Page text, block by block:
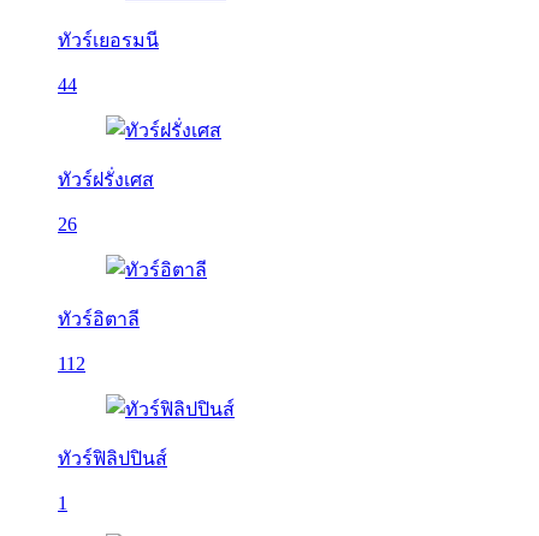
ทัวร์เยอรมนี
44
ทัวร์ฝรั่งเศส
26
ทัวร์อิตาลี
112
ทัวร์ฟิลิปปินส์
1